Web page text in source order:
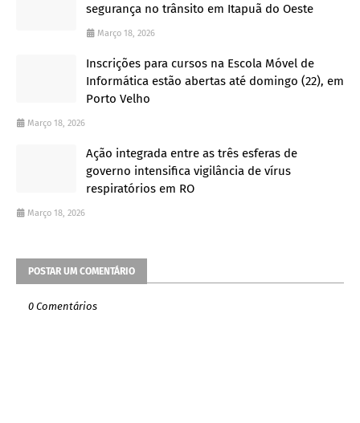
segurança no trânsito em Itapuã do Oeste
Março 18, 2026
Inscrições para cursos na Escola Móvel de
Informática estão abertas até domingo (22), em
Porto Velho
Março 18, 2026
Ação integrada entre as três esferas de
governo intensifica vigilância de vírus
respiratórios em RO
Março 18, 2026
POSTAR UM COMENTÁRIO
0 Comentários